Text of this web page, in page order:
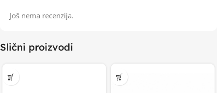
Još nema recenzija.
Slični proizvodi